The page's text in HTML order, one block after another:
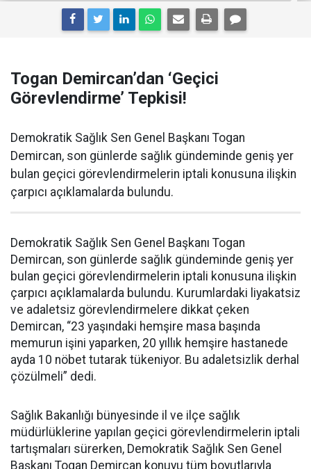
Togan Demircan’dan ‘Geçici
Görevlendirme’ Tepkisi!
Demokratik Sağlık Sen Genel Başkanı Togan
Demircan, son günlerde sağlık gündeminde geniş yer
bulan geçici görevlendirmelerin iptali konusuna ilişkin
çarpıcı açıklamalarda bulundu.
Demokratik Sağlık Sen Genel Başkanı Togan
Demircan, son günlerde sağlık gündeminde geniş yer
bulan geçici görevlendirmelerin iptali konusuna ilişkin
çarpıcı açıklamalarda bulundu. Kurumlardaki liyakatsiz
ve adaletsiz görevlendirmelere dikkat çeken
Demircan, “23 yaşındaki hemşire masa başında
memurun işini yaparken, 20 yıllık hemşire hastanede
ayda 10 nöbet tutarak tükeniyor. Bu adaletsizlik derhal
çözülmeli” dedi.
Sağlık Bakanlığı bünyesinde il ve ilçe sağlık
müdürlüklerine yapılan geçici görevlendirmelerin iptali
tartışmaları sürerken, Demokratik Sağlık Sen Genel
Başkanı Togan Demircan konuyu tüm boyutlarıyla